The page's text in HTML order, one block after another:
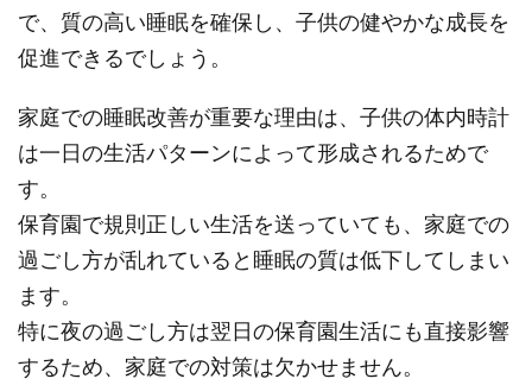
で、質の高い睡眠を確保し、子供の健やかな成長を
促進できるでしょう。
家庭での睡眠改善が重要な理由は、子供の体内時計
は一日の生活パターンによって形成されるためで
す。
保育園で規則正しい生活を送っていても、家庭での
過ごし方が乱れていると睡眠の質は低下してしまい
ます。
特に夜の過ごし方は翌日の保育園生活にも直接影響
するため、家庭での対策は欠かせません。